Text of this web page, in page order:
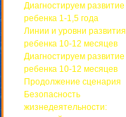
Диагностируем развитие
ребенка 1-1,5 года
Линии и уровни развития
ребенка 10-12 месяцев
Диагностируем развитие
ребенка 10-12 месяцев
Продолжение сценария
Безопасность
жизнедеятельности: